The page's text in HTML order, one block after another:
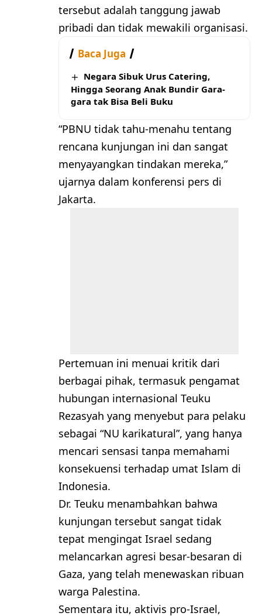
tersebut adalah tanggung jawab
pribadi dan tidak mewakili organisasi.
Baca Juga
Negara Sibuk Urus Catering,
Hingga Seorang Anak Bundir Gara-
gara tak Bisa Beli Buku
“PBNU tidak tahu-menahu tentang
rencana kunjungan ini dan sangat
menyayangkan tindakan mereka,”
ujarnya dalam konferensi pers di
Jakarta.
Pertemuan ini menuai kritik dari
berbagai pihak, termasuk pengamat
hubungan internasional Teuku
Rezasyah yang menyebut para pelaku
sebagai “NU karikatural”, yang hanya
mencari sensasi tanpa memahami
konsekuensi terhadap umat Islam di
Indonesia.
Dr. Teuku menambahkan bahwa
kunjungan tersebut sangat tidak
tepat mengingat Israel sedang
melancarkan agresi besar-besaran di
Gaza, yang telah menewaskan ribuan
warga Palestina.
Sementara itu, aktivis pro-Israel,